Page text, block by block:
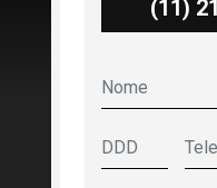
(11)
Mais